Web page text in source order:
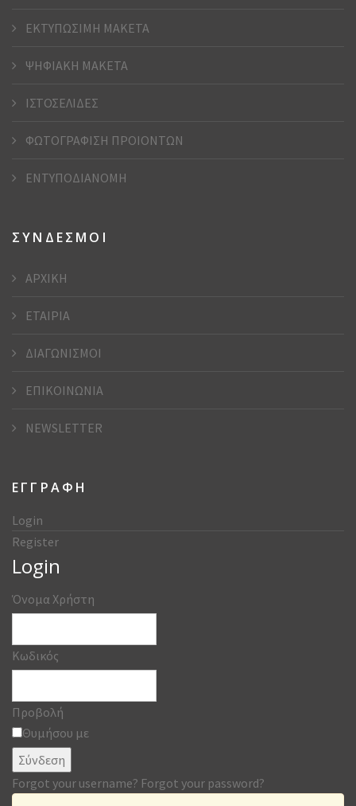
ΕΚΤΥΠΩΣΙΜΗ ΜΑΚΕΤΑ
ΨΗΦΙΑΚΗ ΜΑΚΕΤΑ
ΙΣΤΟΣΕΛΙΔΕΣ
ΦΩΤΟΓΡΑΦΙΣΗ ΠΡΟΙΟΝΤΩΝ
ΕΝΤΥΠΟΔΙΑΝΟΜΗ
ΣΥΝΔΕΣΜΟΙ
ΑΡΧΙΚΗ
ΕΤΑΙΡΙΑ
ΔΙΑΓΩΝΙΣΜΟΙ
ΕΠΙΚΟΙΝΩΝΙΑ
NEWSLETTER
ΕΓΓΡΑΦΗ
Login
Register
Login
Όνομα Χρήστη
Κωδικός
Προβολή
Θυμήσου με
Σύνδεση
Forgot your username? Forgot your password?